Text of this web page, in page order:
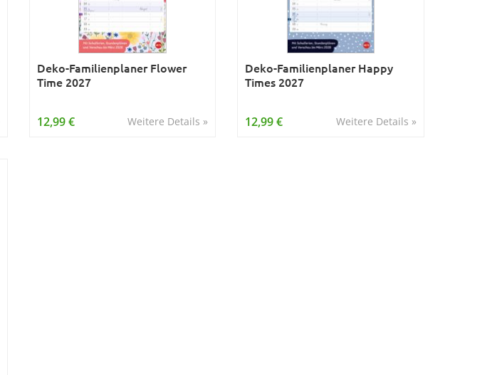
Deko-Familienplaner Flower
Time 2027
Weitere Details »
12,99 €
Deko-Familienplaner Happy
Times 2027
Weitere Details »
12,99 €